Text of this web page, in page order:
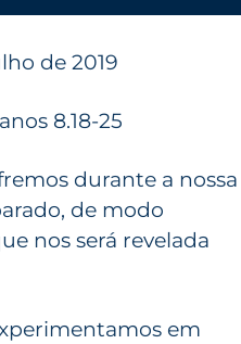
de 2019
8.18-25
durante a nossa
de modo
nos será revelada
em